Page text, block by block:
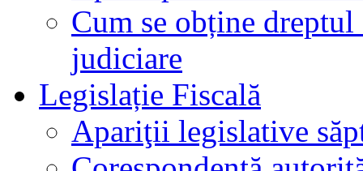
Cum se obține
judiciare
Legislație Fiscală
Apariţii legislative